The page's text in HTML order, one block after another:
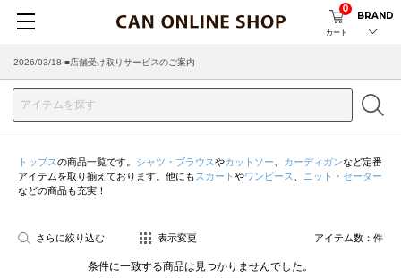
カート
0
BRAND
2026/03/18 ■店舗受け取りサービスのご案内
トップスの商品一覧です。 シャツ・ブラウスやカットソー カーディガンなど定番
アイテムを取り揃えております。他にも スカート やワンピース
ニット・セーター
などの商品も充実！
さらに絞り込む 表示変更 アイテム数： 件
条件に一致する商品は見つかりませんでした。